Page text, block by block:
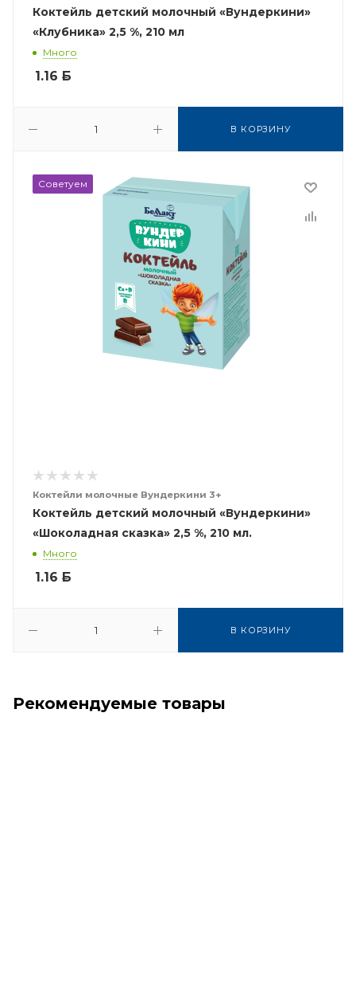
Коктейль детский молочный «Вундеркини»
«Клубника» 2,5 %, 210 мл
Много
1.16 Б
В КОРЗИНУ
Советуем
Коктейли молочные Вундеркини 3+
Коктейль детский молочный «Вундеркини»
«Шоколадная сказка» 2,5 %, 210 мл.
Много
1.16 Б
В КОРЗИНУ
Рекомендуемые товары